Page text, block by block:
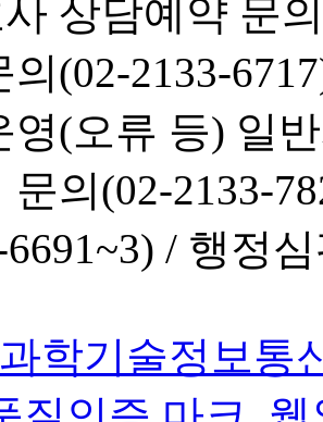
상담예약 문
의(02-2133-
영(오류 등) 일
문의(02-2133-
/ 행정심